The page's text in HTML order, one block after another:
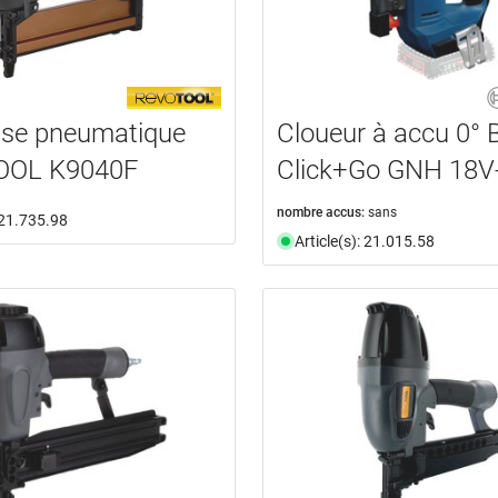
pneumatique
K9040F
Cloueur à accu 0°
Click+Go GNH
nombre accus: sans
Article(s): 21.015.58